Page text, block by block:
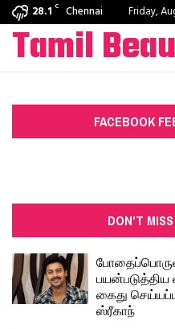
28.1 C Chennai Friday,
Tamil
FACEBOOK
DON'T MISS
பயன்படுத்திய
கைது
ஸ்ரீகாந்